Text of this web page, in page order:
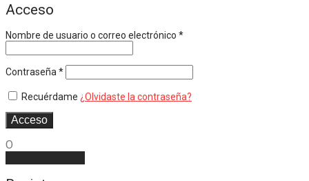
Acceso
Nombre de usuario o correo electrónico *
Contraseña *
Recuérdame ¿Olvidaste la contraseña?
Acceso
O